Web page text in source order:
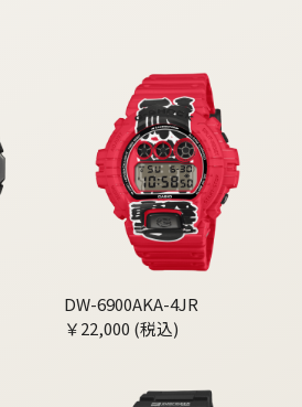
DW-6900AKA-4JR
￥22,000 (税込)